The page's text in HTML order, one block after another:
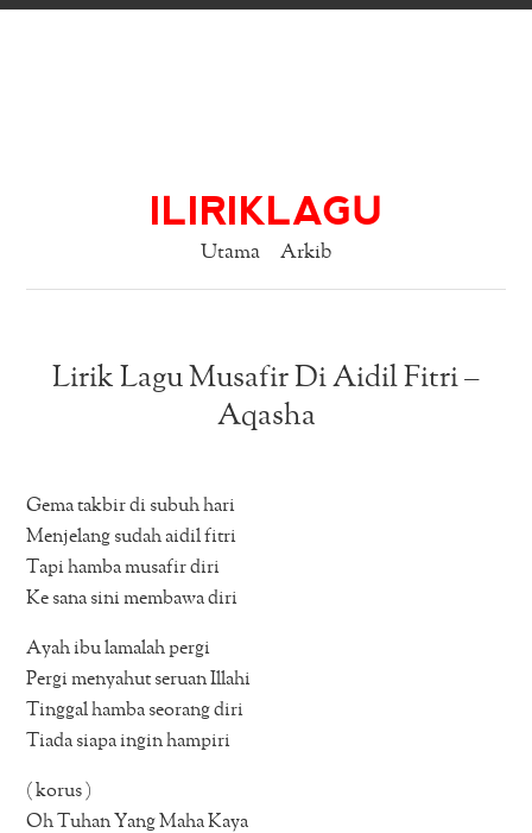
ILIRIKLAGU
Utama Arkib
Lirik Lagu Musafir Di Aidil Fitri –
Aqasha
Gema takbir di subuh hari
Menjelang sudah aidil fitri
Tapi hamba musafir diri
Ke sana sini membawa diri
Ayah ibu lamalah pergi
Pergi menyahut seruan Illahi
Tinggal hamba seorang diri
Tiada siapa ingin hampiri
( korus )
Oh Tuhan Yang Maha Kaya